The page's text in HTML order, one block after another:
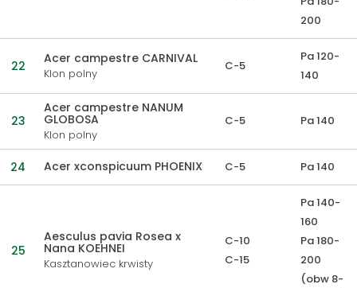
200
22 Acer campestre CARNIVAL
Klon polny
C-5
Pa 120-
140
23
Acer campestre NANUM
GLOBOSA
Klon polny
C-5 Pa 140
24 Acer xconspicuum PHOENIX C-5 Pa 140
25
Aesculus pavia Rosea x
Nana KOEHNEI
Kasztanowiec krwisty
C-10
C-15
Pa 140-
160
Pa 180-
200
(obw 8-